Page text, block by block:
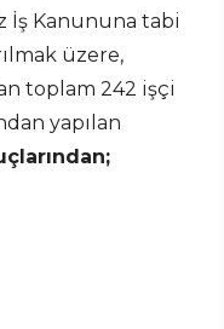
İş Kanununa tabi
üzere,
toplam 242 işçi
yapılan